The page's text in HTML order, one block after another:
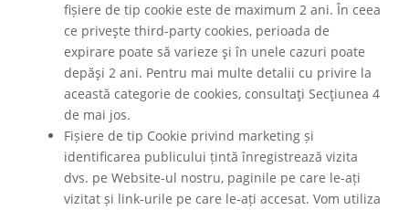
fișiere de tip cookie este de maximum 2 ani. În ceea
ce priveşte third-party cookies, perioada de
expirare poate să varieze şi în unele cazuri poate
depăşi 2 ani. Pentru mai multe detalii cu privire la
această categorie de cookies, consultaţi Secţiunea 4
de mai jos.
Fișiere de tip Cookie privind marketing și
identificarea publicului țintă înregistrează vizita
dvs. pe Website-ul nostru, paginile pe care le-ați
vizitat și link-urile pe care le-ați accesat. Vom utiliza